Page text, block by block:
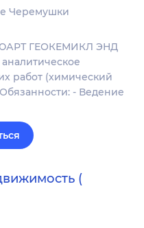
Черемушки
ГЕОКЕМИКЛ ЭНД
работ (химический
- Ведение
(